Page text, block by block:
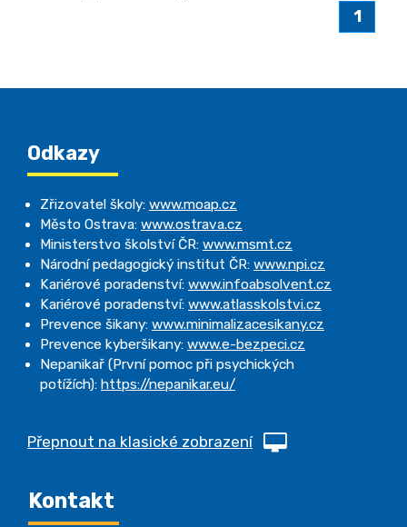
1
Odkazy
Zřizovatel školy: www.moap.cz
Město Ostrava: www.ostrava.cz
Ministerstvo školství ČR: www.msmt.cz
Národní pedagogický institut ČR: www.npi.cz
Kariérové poradenství: www.infoabsolvent.cz
Kariérové poradenství: www.atlasskolstvi.cz
Prevence šikany: www.minimalizacesikany.cz
Prevence kyberšikany: www.e-bezpeci.cz
Nepanikař (První pomoc při psychických
potížích): https://nepanikar.eu/
Přepnout na klasické zobrazení
Kontakt